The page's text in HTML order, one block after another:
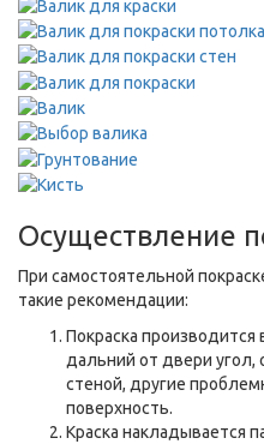
Осуществление
При самостоятельной
такие рекомендации:
Покраска производится
дальний от двери угол,
стеной, другие
поверхность.
Краска накладывается